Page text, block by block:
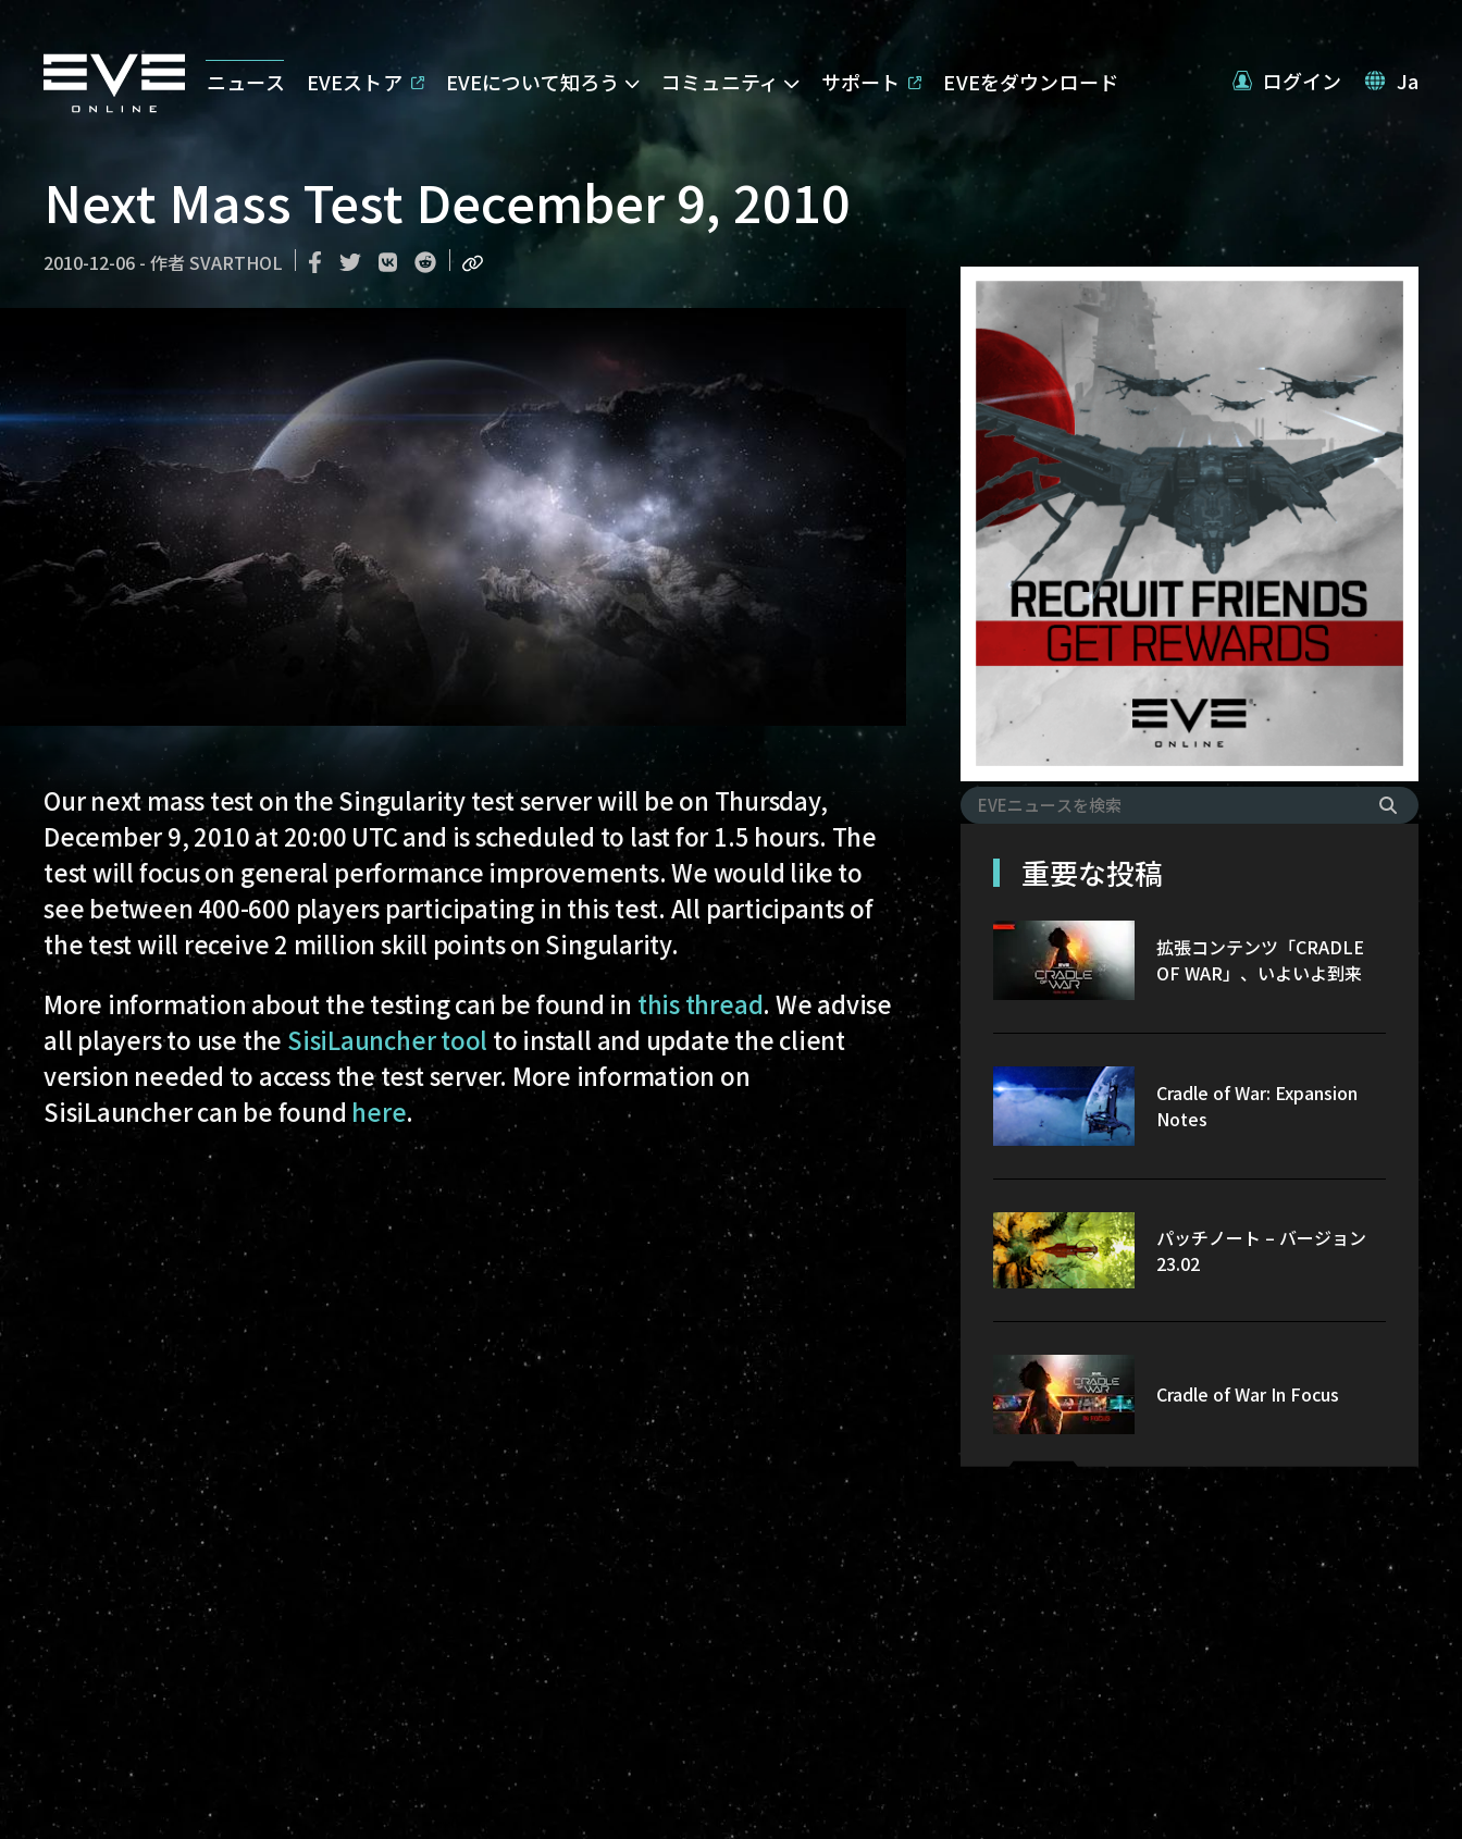
ニュース EVEストア EVEについて知ろう コミュニティ サポート EVEをダウンロード ログイン Ja
Next Mass Test December 9, 2010
2010-12-06 - 作者 SVARTHOL
Our next mass test on the Singularity test server will be on Thursday,
December 9, 2010 at 20:00 UTC and is scheduled to last for 1.5 hours. The
test will focus on general performance improvements. We would like to
see between 400-600 players participating in this test. All participants of
the test will receive 2 million skill points on Singularity.
More information about the testing can be found in this thread. We advise
all players to use the SisiLauncher tool to install and update the client
version needed to access the test server. More information on
SisiLauncher can be found here.
重要な投稿
拡張コンテンツ「CRADLE
OF WAR」、いよいよ到来
Cradle of War: Expansion
Notes
パッチノート – バージョン
23.02
Cradle of War In Focus